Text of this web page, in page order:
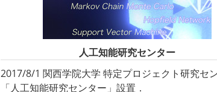
人工知能研究センター
2017/8/1 関西学院大学 特定プロジェクト研究セ
「人工知能研究センター」設置．